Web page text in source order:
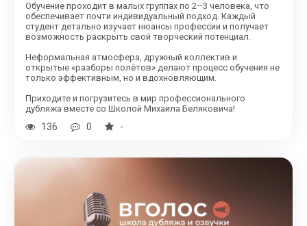
Обучение проходит в малых группах по 2–3 человека, что
обеспечивает почти индивидуальный подход. Каждый
студент детально изучает нюансы профессии и получает
возможность раскрыть свой творческий потенциал.
Неформальная атмосфера, дружный коллектив и
открытые «разборы полётов» делают процесс обучения не
только эффективным, но и вдохновляющим.
Приходите и погрузитесь в мир профессионального
дубляжа вместе со Школой Михаила Беляковича!
136 0 -